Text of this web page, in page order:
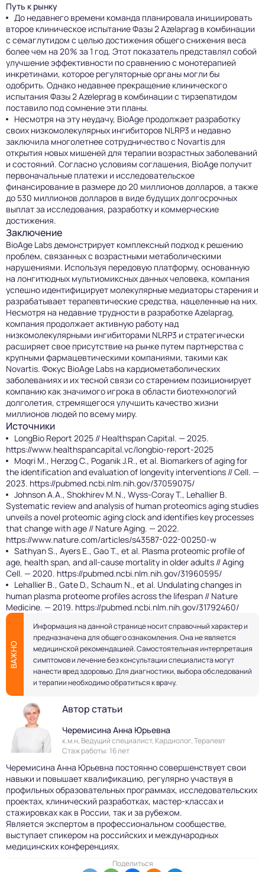
Путь к рынку
До недавнего времени команда планировала инициировать
второе клиническое испытание Фазы 2 Azelaprag в комбинации
с семаглутидом с целью достижения общего снижения веса
более чем на 20% за 1 год. Этот показатель представлял собой
улучшение эффективности по сравнению с монотерапией
инкретинами, которое регуляторные органы могли бы
одобрить. Однако недавнее прекращение клинического
испытания Фазы 2 Azeleprag в комбинации с тирзепатидом
поставило под сомнение эти планы.
Несмотря на эту неудачу, BioAge продолжает разработку
своих низкомолекулярных ингибиторов NLRP3 и недавно
заключила многолетнее сотрудничество с Novartis для
открытия новых мишеней для терапии возрастных заболеваний
и состояний. Согласно условиям соглашения, BioAge получит
первоначальные платежи и исследовательское
финансирование в размере до 20 миллионов долларов, а также
до 530 миллионов долларов в виде будущих долгосрочных
выплат за исследования, разработку и коммерческие
достижения.
Заключение
BioAge Labs демонстрирует комплексный подход к решению
проблем, связанных с возрастными метаболическими
нарушениями. Используя передовую платформу, основанную
на лонгитюдных мультиомиксных данных человека, компания
успешно идентифицирует молекулярные медиаторы старения и
разрабатывает терапевтические средства, нацеленные на них.
Несмотря на недавние трудности в разработке Azelaprag,
компания продолжает активную работу над
низкомолекулярными ингибиторами NLRP3 и стратегически
расширяет свое присутствие на рынке путем партнерства с
крупными фармацевтическими компаниями, такими как
Novartis. Фокус BioAge Labs на кардиометаболических
заболеваниях и их тесной связи со старением позиционирует
компанию как значимого игрока в области биотехнологий
долголетия, стремящегося улучшить качество жизни
миллионов людей по всему миру.
Источники
LongBio Report 2025 // Healthspan Capital. — 2025.
https://www.healthspancapital.vc/longbio-report-2025
Moqri M., Herzog C., Poganik J.R., et al. Biomarkers of aging for
the identification and evaluation of longevity interventions // Cell. —
2023. https://pubmed.ncbi.nlm.nih.gov/37059075/
Johnson A.A., Shokhirev M.N., Wyss-Coray T., Lehallier B.
Systematic review and analysis of human proteomics aging studies
unveils a novel proteomic aging clock and identifies key processes
that change with age // Nature Aging. — 2022.
https://www.nature.com/articles/s43587-022-00250-w
Sathyan S., Ayers E., Gao T., et al. Plasma proteomic profile of
age, health span, and all-cause mortality in older adults // Aging
Cell. — 2020. https://pubmed.ncbi.nlm.nih.gov/31960595/
Lehallier B., Gate D., Schaum N., et al. Undulating changes in
human plasma proteome profiles across the lifespan // Nature
Medicine. — 2019. https://pubmed.ncbi.nlm.nih.gov/31792460/
ВАЖНО
Информация на данной странице носит справочный характер и
предназначена для общего ознакомления. Она не является
медицинской рекомендацией. Самостоятельная интерпретация
симптомов и лечение без консультации специалиста могут
нанести вред здоровью. Для диагностики, выбора обследований
и терапии необходимо обратиться к врачу.
Автор статьи
Черемисина Анна Юрьевна
к.м.н, Ведущий специалист, Кардиолог, Терапевт
Стаж работы: 16 лет
Черемисина Анна Юрьевна постоянно совершенствует свои
навыки и повышает квалификацию, регулярно участвуя в
профильных образовательных программах, исследовательских
проектах, клинический разработках, мастер-классах и
стажировках как в России, так и за рубежом.
Является экспертом в профессиональном сообществе,
выступает спикером на российских и международных
медицинских конференциях.
Поделиться